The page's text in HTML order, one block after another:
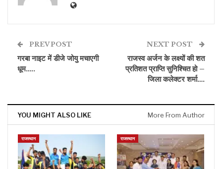
PREV POST
गरबा नाइट में डीजे जोयु मचाएगी
धूम…..
NEXT POST
राजस्व अर्जन के लक्ष्यों की शत
प्रतिशत प्राप्ति सुनिश्चित हो –
जिला कलेक्टर शर्मा….
YOU MIGHT ALSO LIKE More From Author
राजस्थान राजस्थान